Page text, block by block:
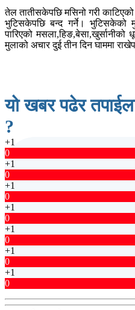
तेल तातीसकेपछि मसिनो गरी
भुटिसकेपछि बन्द गर्ने। भुटिसकेको
पारिएको
मुलाको अचार दुई तीन दिन घाममा
यो खबर पढेर
?
+1
0
+1
0
+1
0
+1
0
+1
0
+1
0
+1
0